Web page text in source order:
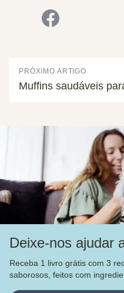
PRÓXIMO ARTIGO
Muffins saudáveis
Deixe-nos ajudar
Receba 1 livro grátis com 3
saborosos, feitos com